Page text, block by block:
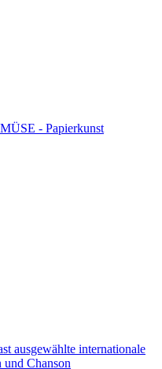
- Papierkunst
ausgewählte internationale
und Chanson